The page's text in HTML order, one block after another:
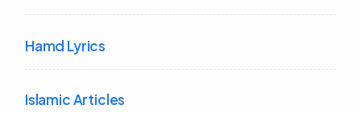
Hamd Lyrics
Islamic Articles